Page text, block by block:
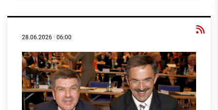
28.06.2026 · 06:00